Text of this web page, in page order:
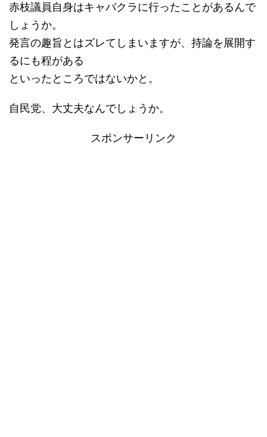
赤枝議員自身はキャバクラに行ったことがあるんで
しょうか。
発言の趣旨とはズレてしまいますが、持論を展開す
るにも程がある
といったところではないかと。
自民党、大丈夫なんでしょうか。
スポンサーリンク